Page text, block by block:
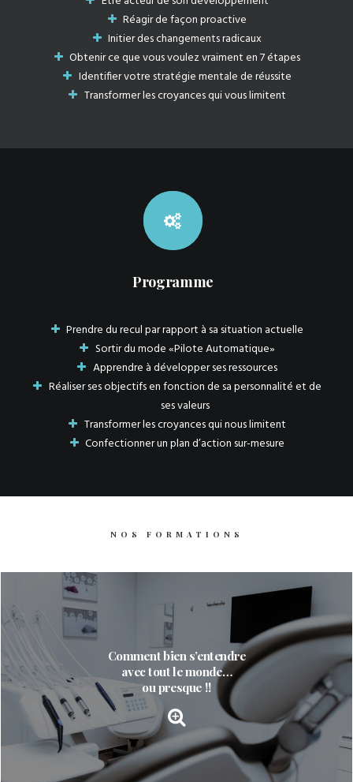
Réagir de façon proactive
Initier des changements radicaux
Obtenir ce que vous voulez vraiment en 7 étapes
Identifier votre stratégie mentale de réussite
Transformer les croyances qui vous limitent
Programme
Prendre du recul par rapport à sa situation actuelle
Sortir du mode «Pilote Automatique»
Apprendre à développer ses ressources
Réaliser ses objectifs en fonction de sa personnalité et de
ses valeurs
Transformer les croyances qui nous limitent
Confectionner un plan d’action sur-mesure
NOS FORMATIONS
Comment bien s’entendre
avec tout le monde…
ou presque !!